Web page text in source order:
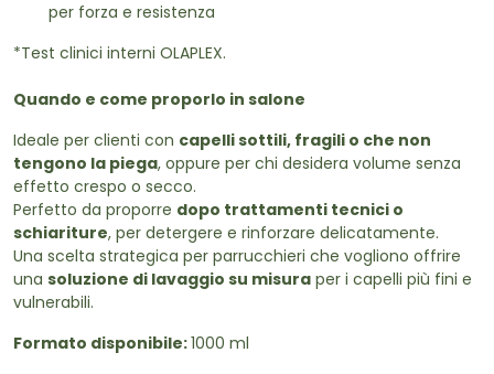
per forza e resistenza
*Test clinici interni OLAPLEX.
Quando e come proporlo in salone
Ideale per clienti con capelli sottili, fragili o che non
tengono la piega, oppure per chi desidera volume senza
effetto crespo o secco.
Perfetto da proporre dopo trattamenti tecnici o
schiariture, per detergere e rinforzare delicatamente.
Una scelta strategica per parrucchieri che vogliono offrire
una soluzione di lavaggio su misura per i capelli più fini e
vulnerabili.
Formato disponibile: 1000 ml